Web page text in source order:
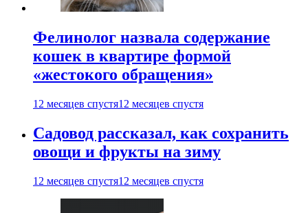
Фелинолог назвала содержание
кошек в квартире формой
«жестокого обращения»
12 месяцев спустя12 месяцев спустя
Садовод рассказал, как сохранить
овощи и фрукты на зиму
12 месяцев спустя12 месяцев спустя